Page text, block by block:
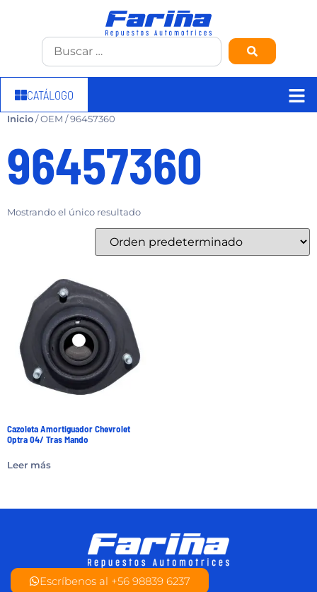
CATÁLOGO
Inicio/ OEM / 96457360
96457360
Mostrando el único resultado
Cazoleta Amortiguador Chevrolet
Optra 04/ Tras Mando
Leer más
Escríbenos al +56 98839 6237